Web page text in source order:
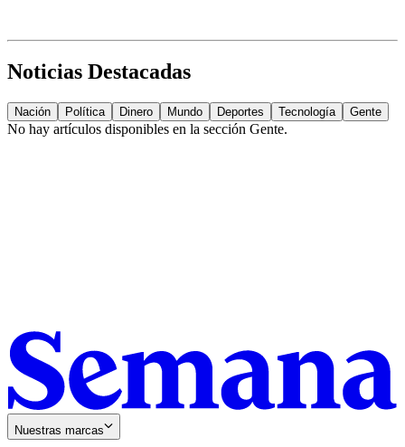
Noticias Destacadas
Nación Política Dinero Mundo Deportes Tecnología Gente
No hay artículos disponibles en la sección Gente.
Nuestras marcas